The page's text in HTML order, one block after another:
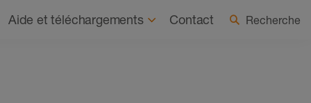
À la une Sélectionner le pays / la langue
Aide et téléchargements Contact Recherche